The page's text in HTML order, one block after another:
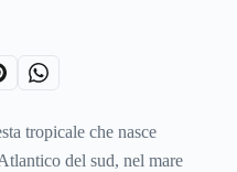
tropicale che nasce
del sud, nel mare